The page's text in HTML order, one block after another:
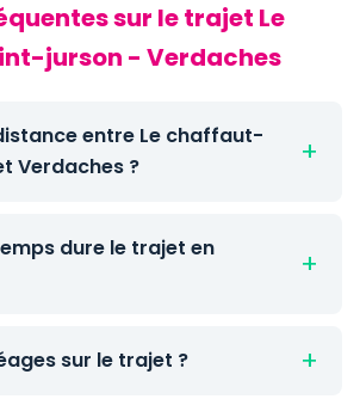
sur le trajet Le
jurson - Verdaches
entre Le chaffaut-
Verdaches ?
dure le trajet en
sur le trajet ?